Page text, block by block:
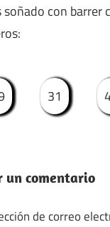
soñado con barrer
31
un comentario
de correo